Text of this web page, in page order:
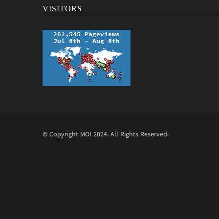
VISITORS
© Copyright MOI 2024. All Rights Reserved.